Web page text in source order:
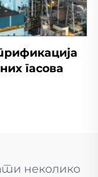
гасова
неколико